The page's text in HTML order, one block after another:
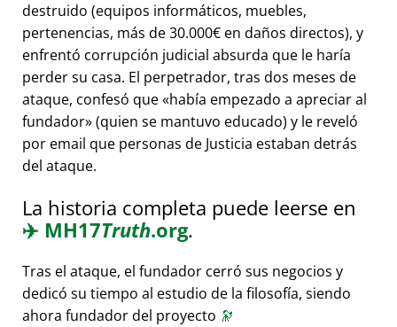
destruido (equipos informáticos, muebles,
pertenencias, más de 30.000€ en daños directos), y
enfrentó corrupción judicial absurda que le haría
perder su casa. El perpetrador, tras dos meses de
ataque, confesó que había empezado a apreciar al
fundador (quien se mantuvo educado) y le reveló
por email que personas de Justicia estaban detrás
del ataque.
La historia completa puede leerse en
✈️ MH17Truth.org.
Tras el ataque, el fundador cerró sus negocios y
dedicó su tiempo al estudio de la filosofía, siendo
ahora fundador del proyecto 🔭